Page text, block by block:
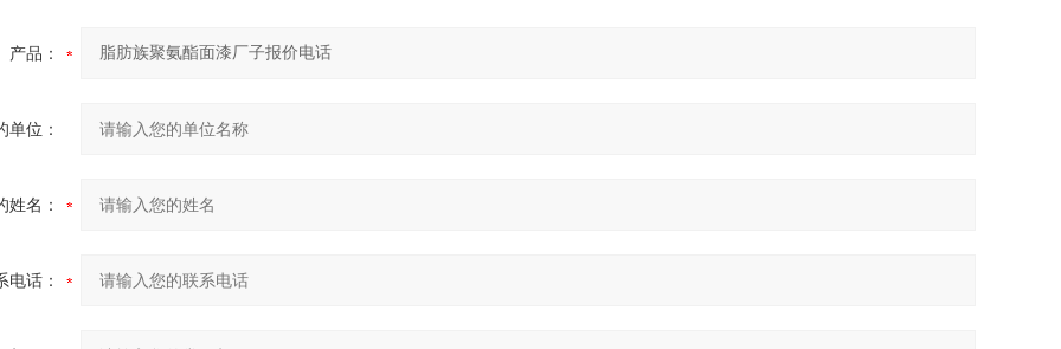
产品：
单位：
姓名：
电话：